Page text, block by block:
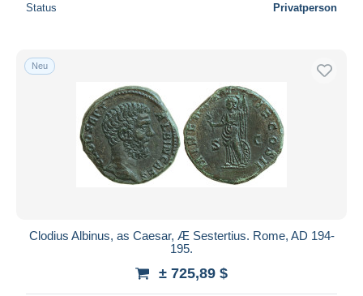
Status Privatperson
Neu
Clodius Albinus, as Caesar, Æ Sestertius. Rome, AD 194-
195.
± 725,89 $